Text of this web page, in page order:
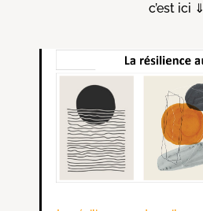
c’est ici ⇓